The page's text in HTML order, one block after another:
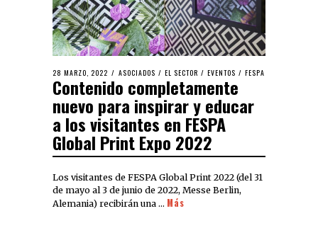
28 MARZO, 2022 ASOCIADOS / EL SECTOR / EVENTOS / FESPA
Contenido completamente
nuevo para inspirar y educar
a los visitantes en FESPA
Global Print Expo 2022
Los visitantes de FESPA Global Print 2022 (del 31
de mayo al 3 de junio de 2022, Messe Berlin,
Alemania) recibirán una … Más